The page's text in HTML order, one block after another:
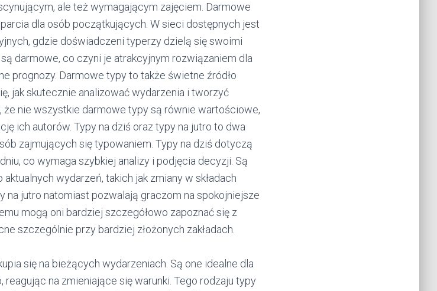
ale też wymagającym zajęciem. Darmowe
dla osób początkujących. W sieci dostępnych jest
gdzie doświadczeni typerzy dzielą się swoimi
darmowe, co czyni je atrakcyjnym rozwiązaniem dla
prognozy. Darmowe typy to także świetne źródło
jak skutecznie analizować wydarzenia i tworzyć
że nie wszystkie darmowe typy są równie wartościowe,
ich autorów. Typy na dziś oraz typy na jutro to dwa
zajmujących się typowaniem. Typy na dziś dotyczą
co wymaga szybkiej analizy i podjęcia decyzji. Są
wydarzeń, takich jak zmiany w składach
na jutro natomiast pozwalają graczom na spokojniejsze
mogą oni bardziej szczegółowo zapoznać się z
szczególnie przy bardziej złożonych zakładach.
się na bieżących wydarzeniach. Są one idealne dla
na zmieniające się warunki. Tego rodzaju typy